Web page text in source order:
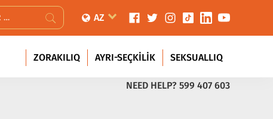
AZ
ZORAKILIQ AYRI-SEÇKILIK SEKSUALLIQ
NEED HELP? 599 407 603